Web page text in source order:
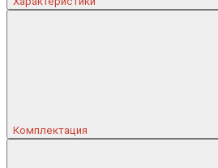
Комплектация